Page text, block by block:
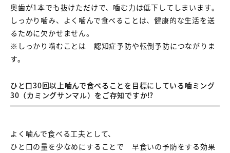
奥歯が1本でも抜けただけで、噛む力は低下してしまいます。
しっかり噛み、よく噛んで食べることは、健康的な生活を送
るために欠かせません。
※しっかり噛むことは 認知症予防や転倒予防につながりま
す。
ひと口30回以上噛んで食べることを目標にしている噛ミング
30（カミングサンマル）をご存知ですか⁉︎
よく噛んで食べる工夫として、
ひと口の量を少なめにすることで 早食いの予防をする効果